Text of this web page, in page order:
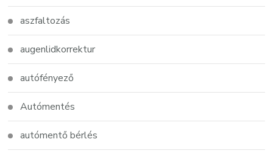
aszfaltozás
augenlidkorrektur
autófényező
Autómentés
autómentő bérlés